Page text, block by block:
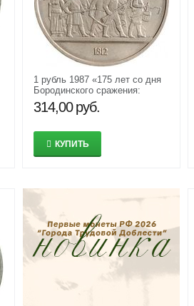
1 рубль 1987 «175 лет со дня
Бородинского сражения:
панорама» XF-AU
314,00 руб.
КУПИТЬ